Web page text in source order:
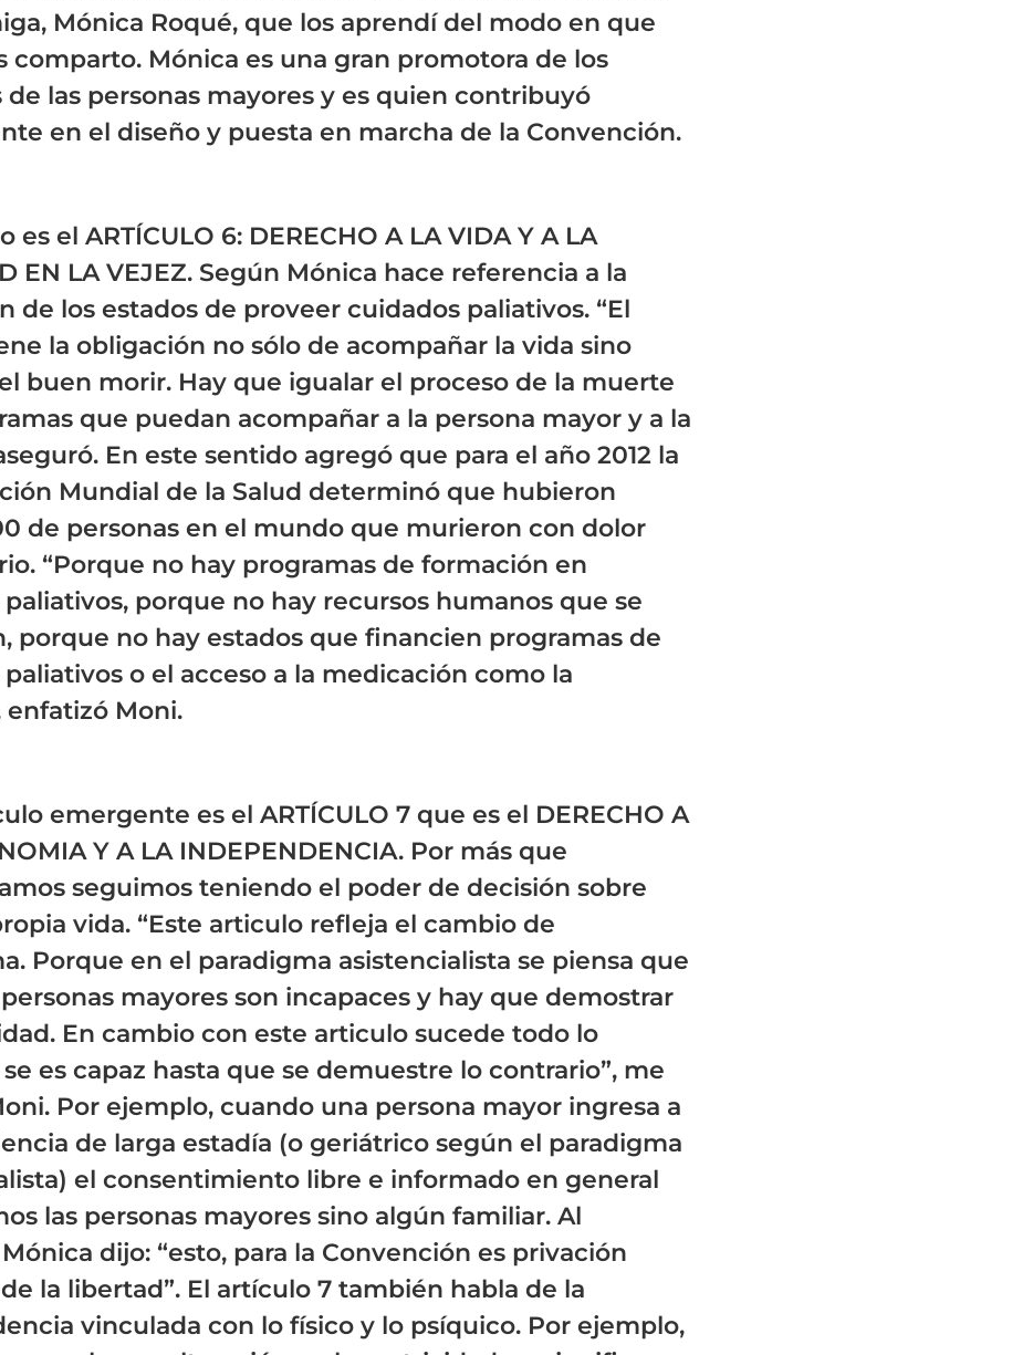
Mónica Roqué, que los aprendí del modo en que
comparto. Mónica es una gran promotora de los
de las personas mayores y es quien contribuyó
en el diseño y puesta en marcha de la Convención.
es el ARTÍCULO 6: DERECHO A LA VIDA Y A LA
EN LA VEJEZ. Según Mónica hace referencia a la
de los estados de proveer cuidados paliativos. “El
la obligación no sólo de acompañar la vida sino
buen morir. Hay que igualar el proceso de la muerte
que puedan acompañar a la persona mayor y a la
En este sentido agregó que para el año 2012 la
Mundial de la Salud determinó que hubieron
de personas en el mundo que murieron con dolor
“Porque no hay programas de formación en
porque no hay recursos humanos que se
porque no hay estados que financien programas de
o el acceso a la medicación como la
enfatizó Moni.
emergente es el ARTÍCULO 7 que es el DERECHO A
Y A LA INDEPENDENCIA. Por más que
seguimos teniendo el poder de decisión sobre
vida. “Este articulo refleja el cambio de
Porque en el paradigma asistencialista se piensa que
mayores son incapaces y hay que demostrar
En cambio con este articulo sucede todo lo
es capaz hasta que se demuestre lo contrario”, me
Por ejemplo, cuando una persona mayor ingresa a
de larga estadía (o geriátrico según el paradigma
el consentimiento libre e informado en general
las personas mayores sino algún familiar. Al
dijo: “esto, para la Convención es privación
la libertad”. El artículo 7 también habla de la
vinculada con lo físico y lo psíquico. Por ejemplo,